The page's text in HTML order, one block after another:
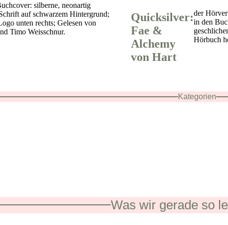
Quicksilver:
Fae &
Alchemy
von Hart
der
in den
Hörbuch
Kategorien
Was wir gerade so